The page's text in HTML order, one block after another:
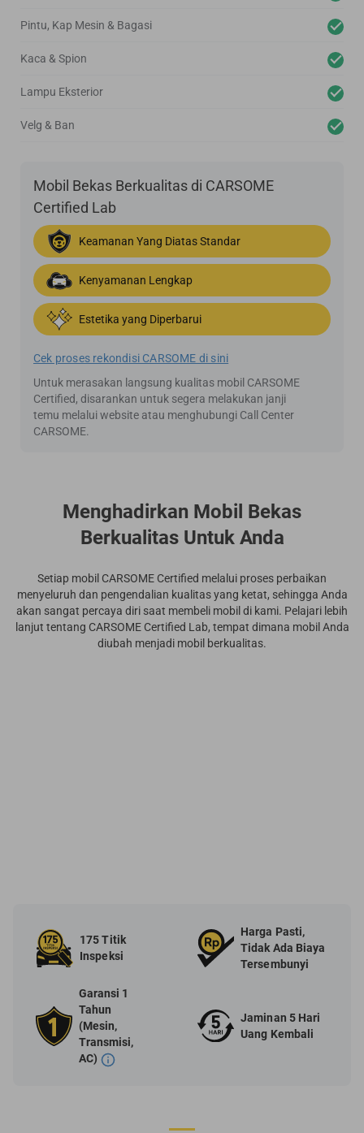
Pintu, Kap Mesin & Bagasi
Kaca & Spion
Lampu Eksterior
Velg & Ban
Mobil Bekas Berkualitas di CARSOME
Certified Lab
Keamanan Yang Diatas Standar
Kenyamanan Lengkap
Estetika yang Diperbarui
Cek proses rekondisi CARSOME di sini
Untuk merasakan langsung kualitas mobil CARSOME
Certified, disarankan untuk segera melakukan janji
temu melalui website atau menghubungi Call Center
CARSOME.
Menghadirkan Mobil Bekas
Berkualitas Untuk Anda
Setiap mobil CARSOME Certified melalui proses perbaikan
menyeluruh dan pengendalian kualitas yang ketat, sehingga Anda
akan sangat percaya diri saat membeli mobil di kami. Pelajari lebih
lanjut tentang CARSOME Certified Lab, tempat dimana mobil Anda
diubah menjadi mobil berkualitas.
175 Titik
Inspeksi
Harga Pasti,
Tidak Ada Biaya
Tersembunyi
Garansi 1
Tahun
(Mesin,
Transmisi,
AC)
Jaminan 5 Hari
Uang Kembali